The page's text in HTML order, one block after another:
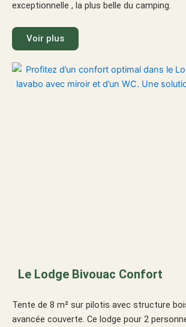
exceptionnelle , la plus belle du camping.
Voir plus
Le Lodge Bivouac Confort
Tente de 8 m² sur pilotis avec structure
avancée couverte. Ce lodge pour 2